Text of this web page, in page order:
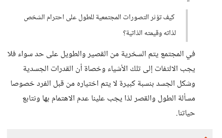
كيف تؤثر التصورات المجتمعية للطول على احترام الشخص
لذاته وقيمته الذاتية؟
في المجتمع يتم السخرية من القصير والطويل على حد سواء فلا
يجب الالتفات إلى تلك الأشياء وخصاة أن القدرات الجسدية
وشكل الجسد بنسبة كبيرة لا يتم اختياره من قبل الفرد خصوصا
مسألة الطول والقصر لذا يجب علينا عدم الاهتمام بها ونتابع
حياتنا.